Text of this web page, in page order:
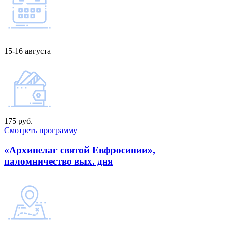
15-16 августа
175 руб.
Смотреть программу
«Архипелаг святой Евфросинии»,
паломничество вых. дня